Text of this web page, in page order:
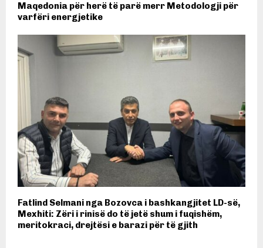
Maqedonia për herë të parë merr Metodologji për
varfëri energjetike
Fatlind Selmani nga Bozovca i bashkangjitet LD-së,
Mexhiti: Zëri i rinisë do të jetë shum i fuqishëm,
meritokraci, drejtësi e barazi për të gjith